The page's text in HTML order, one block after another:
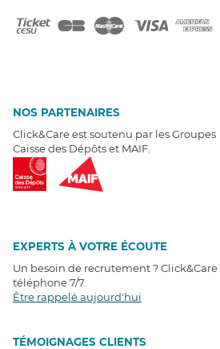
NOS PARTENAIRES
Click&Care est soutenu par les Groupes
Caisse des Dépôts et MAIF.
EXPERTS À VOTRE ÉCOUTE
Un besoin de recrutement ?
téléphone 7/7
Être rappelé aujourd'hui
TÉMOIGNAGES CLIENTS